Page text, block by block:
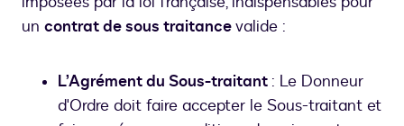
un contrat de sous traitancevalide :
L’Agrément du Sous-traitant : Le Donneur
d'Ordre doit faire accepter le Sous-traitant et